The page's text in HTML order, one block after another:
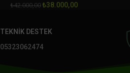
₺42.000,00 ₺38.000,00
TEKNİK DESTEK
05323062474